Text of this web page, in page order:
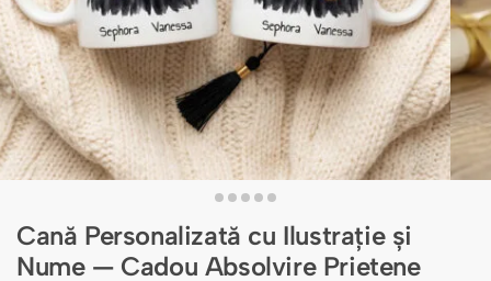
Cană Personalizată cu Ilustrație și
Nume — Cadou Absolvire Prietene